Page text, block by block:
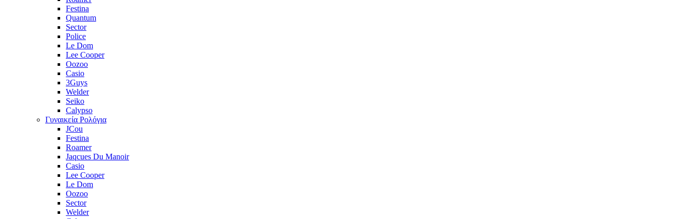
Festina
Quantum
Sector
Police
Le Dom
Lee Cooper
Oozoo
Casio
3Guys
Welder
Seiko
Calypso
Γυναικεία Ρολόγια
JCou
Festina
Roamer
Jaqcues Du Manoir
Casio
Lee Cooper
Le Dom
Oozoo
Sector
Welder